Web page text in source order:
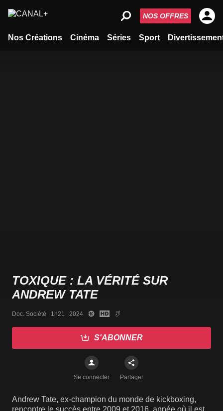
Nos Créations Cinéma Séries Sport
NOS OFFRES
TOXIQUE : LA VÉRITÉ SUR
ANDREW TATE
Doc. Société   1h21   2024
S'ABONNER
Se connecter Partager
Andrew Tate, ex-champion du monde de kickboxing,